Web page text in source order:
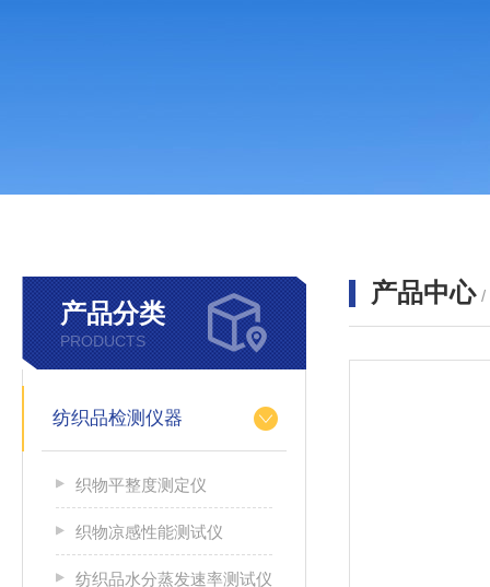
产品分类
PRODUCTS
纺织品检测仪器
织物平整度测定仪
织物凉感性能测试仪
纺织品水分蒸发速率测试仪
产品中心 /